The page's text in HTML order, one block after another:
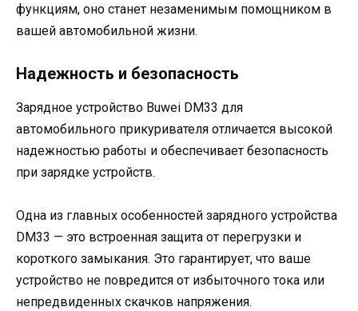
функциям, оно станет незаменимым помощником в
вашей автомобильной жизни.
Надежность и безопасность
Зарядное устройство Buwei DM33 для
автомобильного прикуривателя отличается высокой
надежностью работы и обеспечивает безопасность
при зарядке устройств.
Одна из главных особенностей зарядного устройства
DM33 — это встроенная защита от перегрузки и
короткого замыкания. Это гарантирует, что ваше
устройство не повредится от избыточного тока или
непредвиденных скачков напряжения.